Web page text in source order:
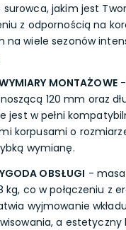
surowca, jakim jest
z odpornością na
na wiele sezonów
MONTAŻOWE-
120 mm oraz
jest w pełni
korpusami o
wymianę.
OBSŁUGI -
kg, co w połączeniu z
wyjmowanie
a estetyczny